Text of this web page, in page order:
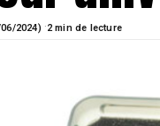
2024)·2 min de lecture